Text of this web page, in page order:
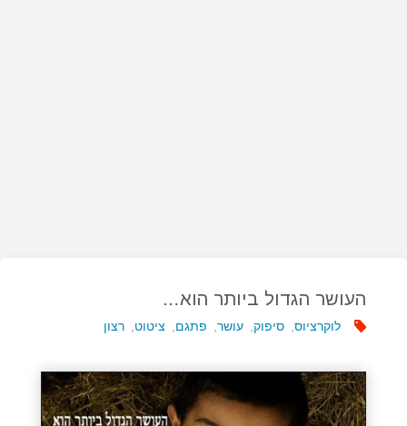
העושר הגדול ביותר הוא…
לוקרציוס סיפוק עושר פתגם ציטוט רצון